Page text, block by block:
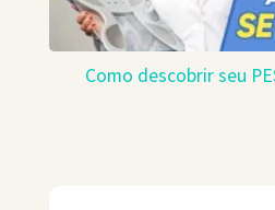
Como descobrir seu